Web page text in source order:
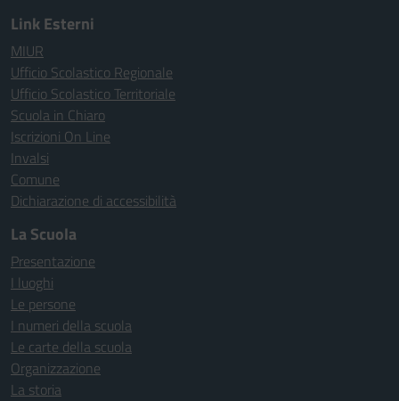
Link Esterni
MIUR
Ufficio Scolastico Regionale
Ufficio Scolastico Territoriale
Scuola in Chiaro
Iscrizioni On Line
Invalsi
Comune
Dichiarazione di accessibilità
La Scuola
Presentazione
I luoghi
Le persone
I numeri della scuola
Le carte della scuola
Organizzazione
La storia